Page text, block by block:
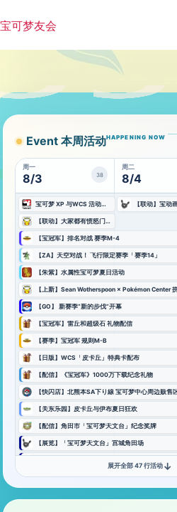
过
容
宝可梦友会
NOW AVAILABLE · 官方作品
PokeAmice
宝
作
HAPPENING NOW
Event 本周活动
周一
8/3 38
周二
8/4
宝可梦 XP 与WCS 活动兴趣列表开放!
【联动】大家都有愤怒门牙！ 咚咚鼠是票选人气王
【宝冠军】排名对战 赛季M-4
【ZA】天空对战！ 飞行限定赛季「赛季14」
【朱紫】水属性宝可梦夏日活动
【上新】Sean Wotherspoon × Pokémon Center
【GO】 新赛季“新的步伐”开幕
【宝冠军】雷丘和超级石 礼物配信
【赛季】宝冠军 规则M-B
【日版】WCS「皮卡丘」特典卡配布
【配信】《宝冠军》1000万下载纪念礼物
【快闪店】北熊本SA下り線 宝可梦中心周边贩售
【关东乐园】皮卡丘与伊布夏日狂欢
【配信】角田市「宝可梦天文台」纪念奖牌
【展览】「宝可梦天文台」宫城角田场
【集章】『来玩吧！宝可梦的巡回！』宝可梦集章
【联动】宝动
展开全部 47 行活动↓